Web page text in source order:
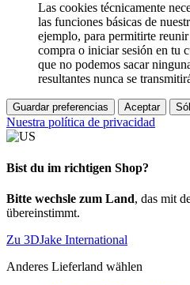
Las cookies técnicamente
las funciones básicas de
ejemplo, para permitirte
compra o iniciar sesión en tu
que no podemos sacar
resultantes nunca se
Guardar preferencias Aceptar
Nuestra política de privacidad
Bist du im richtigen Shop?
Bitte wechsle zum Land, das mit
übereinstimmt.
Zu 3DJake International
Anderes Lieferland wählen